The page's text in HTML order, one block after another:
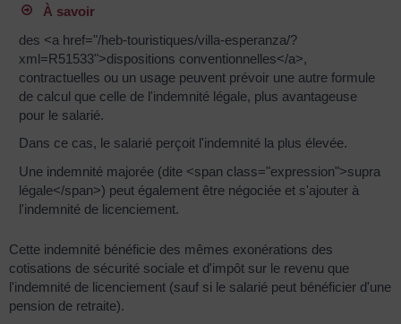
À savoir
des <a href="/heb-touristiques/villa-esperanza/?
xml=R51533">dispositions conventionnelles</a>,
contractuelles ou un usage peuvent prévoir une autre formule
de calcul que celle de l'indemnité légale, plus avantageuse
pour le salarié.
Dans ce cas, le salarié perçoit l'indemnité la plus élevée.
Une indemnité majorée (dite <span class="expression">supra
légale</span>) peut également être négociée et s'ajouter à
l'indemnité de licenciement.
Cette indemnité bénéficie des mêmes exonérations des
cotisations de sécurité sociale et d'impôt sur le revenu que
l'indemnité de licenciement (sauf si le salarié peut bénéficier d'une
pension de retraite).